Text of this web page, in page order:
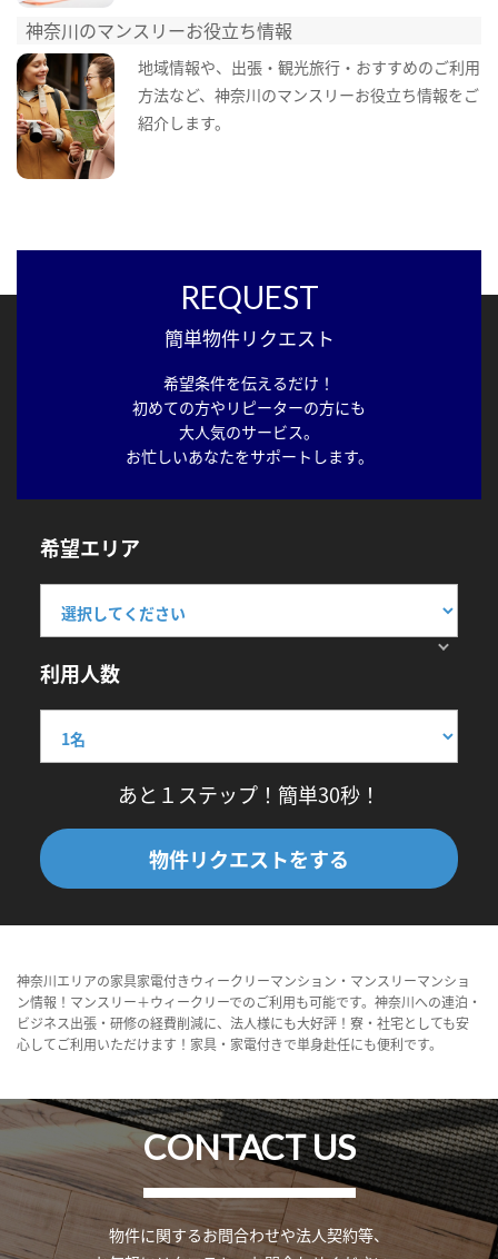
神奈川のマンスリーお役立ち情報
地域情報や、出張・観光旅行・おすすめのご利用
方法など、神奈川のマンスリーお役立ち情報をご
紹介します。
REQUEST
簡単物件リクエスト
希望条件を伝えるだけ！
初めての方やリピーターの方にも
大人気のサービス。
お忙しいあなたをサポートします。
希望エリア
利用人数
あと１ステップ！簡単30秒！
物件リクエストをする
神奈川エリアの家具家電付きウィークリーマンション・マンスリーマンショ
ン情報！マンスリー＋ウィークリーでのご利用も可能です。神奈川への連泊・
ビジネス出張・研修の経費削減に、法人様にも大好評！寮・社宅としても安
心してご利用いただけます！家具・家電付きで単身赴任にも便利です。
CONTACT US
物件に関するお問合わせや法人契約等、